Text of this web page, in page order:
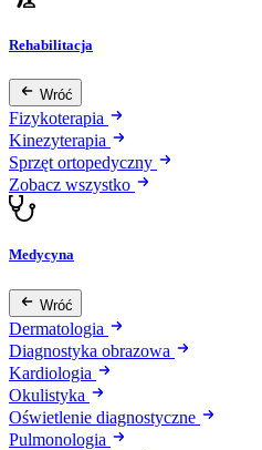
Rehabilitacja
Wróć
Fizykoterapia
Kinezyterapia
Sprzęt ortopedyczny
Zobacz wszystko
Medycyna
Wróć
Dermatologia
Diagnostyka obrazowa
Kardiologia
Okulistyka
Oświetlenie diagnostyczne
Pulmonologia